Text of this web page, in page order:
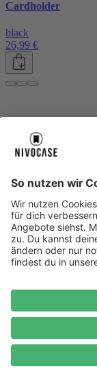
Cardholder
black
26,99 €
About NIVOCASE
Geschäftskunden
Zahlungsarten
Service
Service
AGB VERTRAG
Barrierefreiheit
Handyhüllen
* Preisangaben